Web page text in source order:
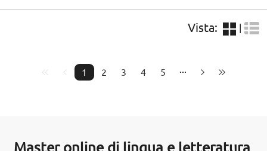
Vista:
1 2 3 4 5
Master online di lingua e letteratura